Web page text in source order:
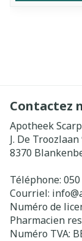
Contactez
Apotheek
J. De Troozlaan
8370
Téléphone:
Courriel: info@
Numéro de
Pharmacien
Numéro TVA: